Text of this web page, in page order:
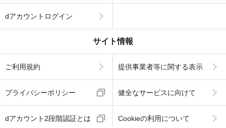
dアカウントログイン
サイト情報
ご利用規約 提供事業者等に関する表示
プライバシーポリシー 健全なサービスに向けて
dアカウント2段階認証とは Cookieの利用について